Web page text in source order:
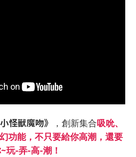
小怪獸魔吻》 ，創新集合吸吮、
功能，不只要給你高潮，還要
~玩-弄-高-潮！